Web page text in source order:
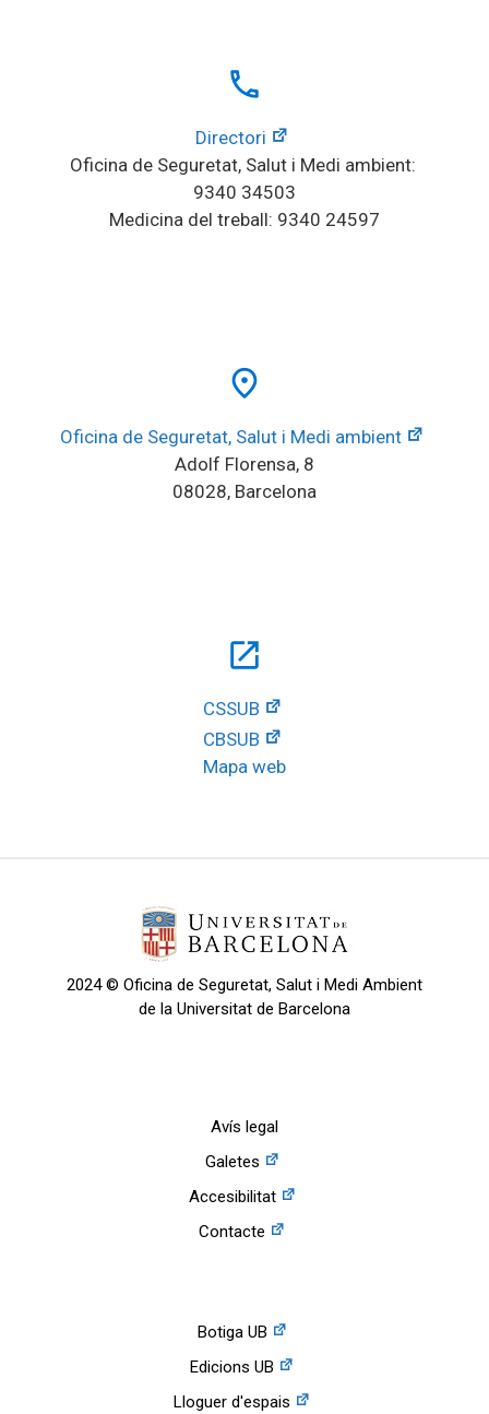
local_phone
Directori
Oficina de Seguretat, Salut i Medi ambient:
9340 34503
Medicina del treball: 9340 24597
place
Oficina de Seguretat, Salut i Medi ambient
Adolf Florensa, 8
08028, Barcelona
open_in_new
CSSUB
CBSUB
Mapa web
2024 © Oficina de Seguretat, Salut i Medi Ambient
de la Universitat de Barcelona
Avís legal
Galetes
Accesibilitat
Contacte
Botiga UB
Edicions UB
Lloguer d'espais